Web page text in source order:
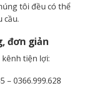
tôi đều có thể
cầu.
đơn giản
tiện lợi:
– 0366.999.628